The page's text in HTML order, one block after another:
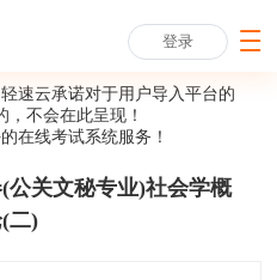
登录
速云承诺对于用户导入平台的
，不会在此呈现！
在线考试系统服务！
公关文秘专业)社会学概
二)